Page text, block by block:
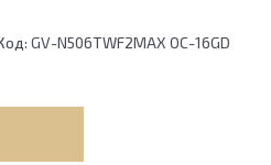
GV-N506TWF2MAX OC-16GD